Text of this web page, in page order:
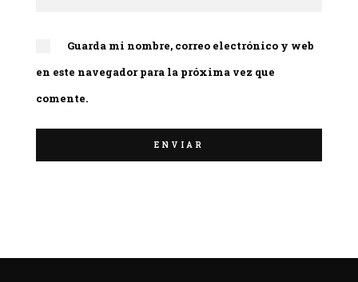
Guarda mi nombre, correo electrónico y web
en este navegador para la próxima vez que
comente.